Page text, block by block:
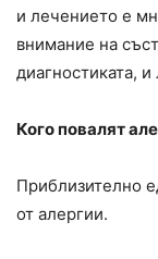
и лечението е
внимание на
диагностиката,
Кого повалят
Приблизително
от алергии.